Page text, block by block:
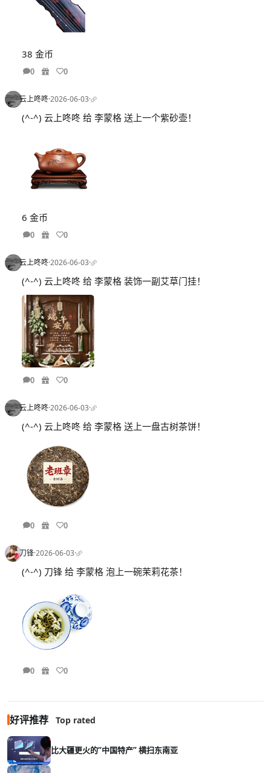
38 金币
0 0
云上咚咚·2026-06-03·
(^-^) 云上咚咚 给 李蒙格 送上一个紫砂壶！
6 金币
0 0
云上咚咚·2026-06-03·
(^-^) 云上咚咚 给 李蒙格 装饰一副艾草门挂！
0 0
云上咚咚·2026-06-03·
(^-^) 云上咚咚 给 李蒙格 送上一盘古树茶饼！
0 0
刀锋·2026-06-03·
(^-^) 刀锋 给 李蒙格 泡上一碗茉莉花茶！
0 0
好评推荐 Top rated
比大疆更火的“中国特产” 横扫东南亚